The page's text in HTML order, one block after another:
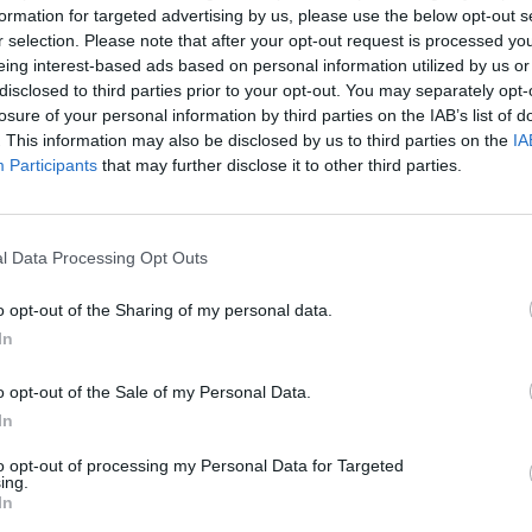
for targeted advertising by us, please use the below opt-out
selection. Please note that after your opt-out request is processed
interest-based ads based on personal information utilized by us
to third parties prior to your opt-out. You may separately
of your personal information by third parties on the IAB’s list of
This information may also be disclosed by us to third parties on the
Participants that may further disclose it to other third parties.
Data Processing Opt Outs
opt-out of the Sharing of my personal data.
opt-out of the Sale of my Personal Data.
opt-out of processing my Personal Data for Targeted
+
°
C
+